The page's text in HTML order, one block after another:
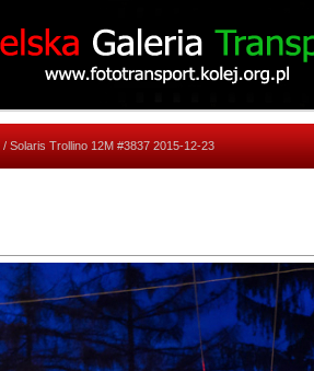
/ Solaris Trollino 12M #3837 2015-12-23